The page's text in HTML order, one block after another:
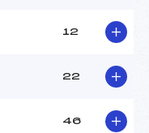
12
22
46